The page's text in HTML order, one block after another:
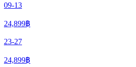
09-13
24,899฿
23-27
24,899฿